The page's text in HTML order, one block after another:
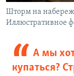
Шторм на
Иллюстративное
А мы
купаться?